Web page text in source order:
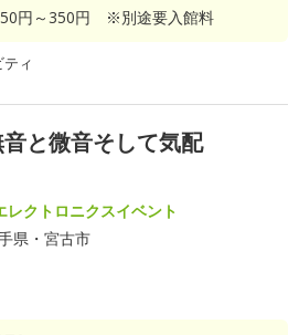
50円～350円 ※別途要入館料
ィ
と微音そして気配
レクトロニクスイベント
県・宮古市